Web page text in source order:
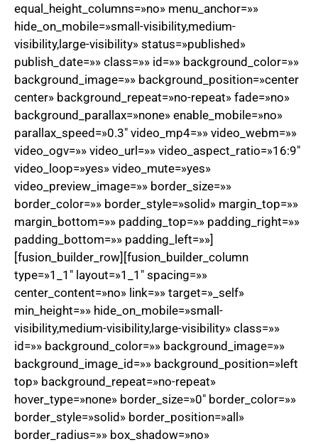
equal_height_columns=»no» menu_anchor=»»
hide_on_mobile=»small-visibility,medium-
visibility,large-visibility» status=»published»
publish_date=»» class=»» id=»» background_color=»»
background_image=»» background_position=»center
center» background_repeat=»no-repeat» fade=»no»
background_parallax=»none» enable_mobile=»no»
parallax_speed=»0.3″ video_mp4=»» video_webm=»»
video_ogv=»» video_url=»» video_aspect_ratio=»16:9″
video_loop=»yes» video_mute=»yes»
video_preview_image=»» border_size=»»
border_color=»» border_style=»solid» margin_top=»»
margin_bottom=»» padding_top=»» padding_right=»»
padding_bottom=»» padding_left=»»]
[fusion_builder_row][fusion_builder_column
type=»1_1″ layout=»1_1″ spacing=»»
center_content=»no» link=»» target=»_self»
min_height=»» hide_on_mobile=»small-
visibility,medium-visibility,large-visibility» class=»»
id=»» background_color=»» background_image=»»
background_image_id=»» background_position=»left
top» background_repeat=»no-repeat»
hover_type=»none» border_size=»0″ border_color=»»
border_style=»solid» border_position=»all»
border_radius=»» box_shadow=»no»